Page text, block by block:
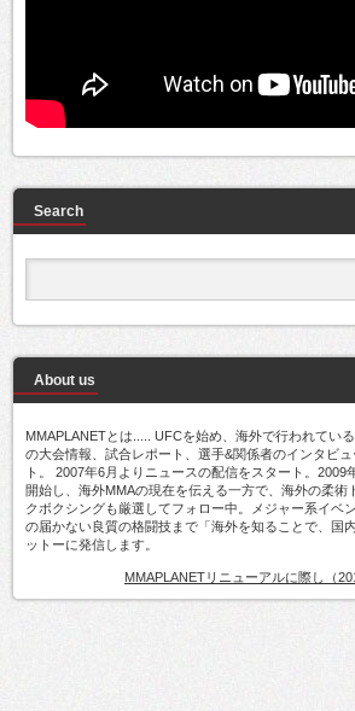
Search
About us
MMAPLANETとは..... UFCを始め、海外で行われている
の大会情報、試合レポート、選手&関係者のインタビ
ト。 2007年6月よりニュースの配信をスタート。2009
開始し、海外MMAの現在を伝える一方で、海外の柔術
クボクシングも厳選してフォロー中。メジャー系イベ
の届かない良質の格闘技まで「海外を知ることで、国
ットーに発信します。
MMAPLANETリニューアルに際し（